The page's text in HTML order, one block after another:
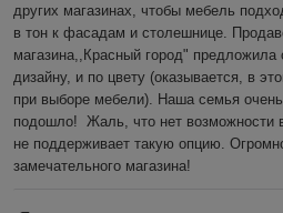
других магазинах, чтобы мебель
в тон к фасадам и столешнице.
магазина,,Красный город" предложила
дизайну, и по цвету (оказывается, в
при выборе мебели). Наша семья
подошло!  Жаль, что нет возможности
не поддерживает такую опцию.
замечательного магазина!